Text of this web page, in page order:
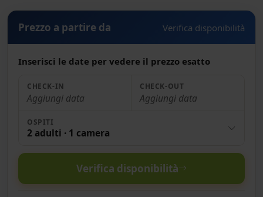
Prezzo a partire da Verifica disponibilità
Inserisci le date per vedere il prezzo esatto
CHECK-IN
Aggiungi data
CHECK-OUT
Aggiungi data
OSPITI
2 adulti · 1 camera
Verifica disponibilità